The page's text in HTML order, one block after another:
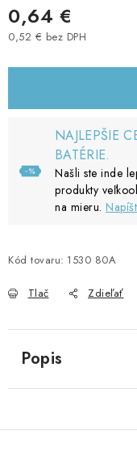
0,64 €
0,52 € bez DPH
NAJLEPŠIE
BATÉRIE.
Našli ste inde
produkty
na mieru.
Kód tovaru: 1530 80A
Tlač Zdieľať
Popis